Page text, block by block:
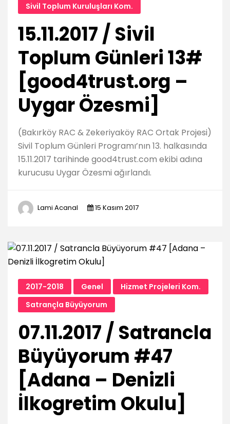
Sivil Toplum Kuruluşları Kom.
15.11.2017 / Sivil
Toplum Günleri 13#
[good4trust.org –
Uygar Özesmi]
(Bakırköy RAC & Zekeriyaköy RAC Ortak Projesi)
Sivil Toplum Günleri Programı’nın 13. halkasında
15.11.2017 tarihinde good4trust.com ekibi adına
kurucusu Uygar Özesmi ağırlandı.
Lami Acanal 15 Kasım 2017
2017-2018 Genel
Hizmet Projeleri Kom.
Satrançla Büyüyorum
07.11.2017 / Satrancla
Büyüyorum #47
[Adana – Denizli
İlkogretim Okulu]